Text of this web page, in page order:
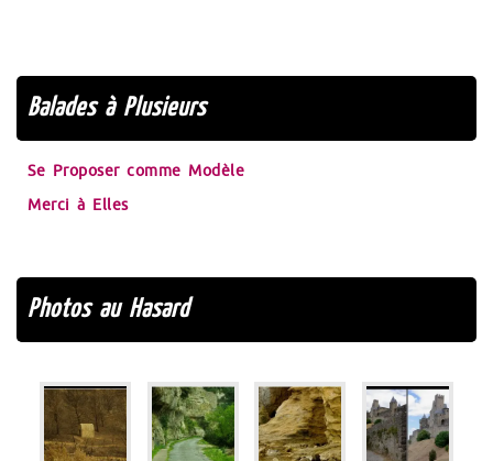
Balades à Plusieurs
Se Proposer comme Modèle
Merci à Elles
Photos au Hasard